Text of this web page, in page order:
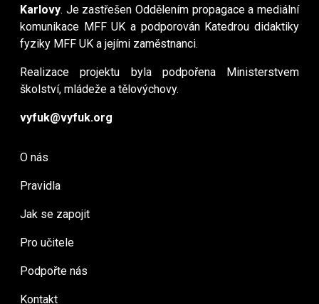
Karlovy. Je zastřešen Oddělením propagace a mediální
komunikace MFF UK a podporován Katedrou didaktiky
fyziky MFF UK a jejími zaměstnanci.
Realizace projektu byla podpořena Ministerstvem
školství, mládeže a tělovýchovy.
vyfuk@vyfuk.org
O nás
Pravidla
Jak se zapojit
Pro učitele
Podpořte nás
Kontakt